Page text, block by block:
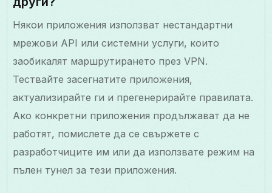
Някои приложения използват нестандартни
мрежови API или системни услуги, които
заобикалят маршрутирането през VPN.
Тествайте засегнатите приложения,
актуализирайте ги и прегенерирайте правилата.
Ако конкретни приложения продължават да не
работят, помислете да се свържете с
разработчиците им или да използвате режим на
пълен тунел за тези приложения.